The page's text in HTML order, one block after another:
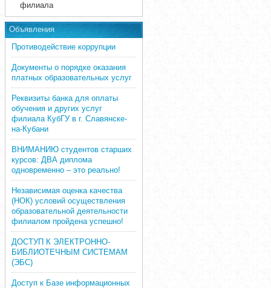
филиала
Объявления
Противодействие коррупции
Документы о порядке оказания
платных образовательных услуг
Реквизиты банка для оплаты
обучения и других услуг
филиала КубГУ в г. Славянске-
на-Кубани
ВНИМАНИЮ студентов старших
курсов: ДВА диплома
одновременно – это реально!
Независимая оценка качества
(НОК) условий осуществления
образовательной деятельности
филиалом пройдена успешно!
ДОСТУП К ЭЛЕКТРОННО-
БИБЛИОТЕЧНЫМ СИСТЕМАМ
(ЭБС)
Доступ к Базе информационных